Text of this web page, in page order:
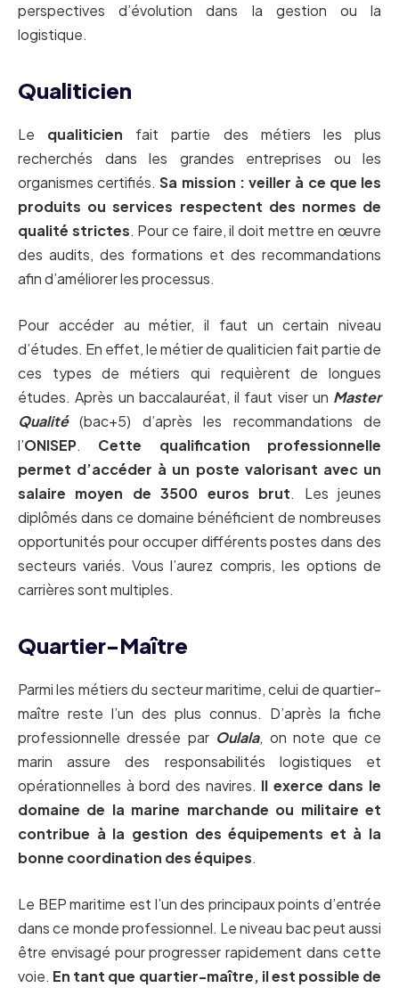
perspectives d’évolution dans la gestion ou la
logistique.
Qualiticien
Le qualiticien fait partie des métiers les plus
recherchés dans les grandes entreprises ou les
organismes certifiés.Sa mission : veiller à ce que les
produits ou services respectent des normes de
qualité strictes. Pour ce faire, il doit mettre en œuvre
des audits, des formations et des recommandations
afin d’améliorer les processus.
Pour accéder au métier, il faut un certain niveau
d’études. En effet, le métier de qualiticien fait partie de
ces types de métiers qui requièrent de longues
études. Après un baccalauréat, il faut viser un Master
Qualité(bac+5) d’après les recommandations de
l’ONISEP. Cette qualification professionnelle
permet d’accéder à un poste valorisant avec un
salaire moyen de 3500 euros brut. Les jeunes
diplômés dans ce domaine bénéficient de nombreuses
opportunités pour occuper différents postes dans des
secteurs variés. Vous l’aurez compris, les options de
carrières sont multiples.
Quartier-Maître
Parmi les métiers du secteur maritime, celui de quartier-
maître reste l’un des plus connus. D’après la fiche
professionnelle dressée par Oulala, on note que ce
marin assure des responsabilités logistiques et
opérationnelles à bord des navires. Il exerce dans le
domaine de la marine marchande ou militaire et
contribue à la gestion des équipements et à la
bonne coordination des équipes.
Le BEP maritime est l’un des principaux points d’entrée
dans ce monde professionnel. Le niveau bac peut aussi
être envisagé pour progresser rapidement dans cette
voie. En tant que quartier-maître, il est possible de